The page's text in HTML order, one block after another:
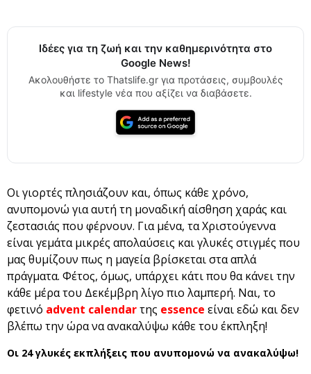
Ιδέες για τη ζωή και την καθημερινότητα στο
Google News!
Ακολουθήστε το Thatslife.gr για προτάσεις, συμβουλές
και lifestyle νέα που αξίζει να διαβάσετε.
Οι γιορτές πλησιάζουν και, όπως κάθε χρόνο,
ανυπομονώ για αυτή τη μοναδική αίσθηση χαράς και
ζεστασιάς που φέρνουν. Για μένα, τα Χριστούγεννα
είναι γεμάτα μικρές απολαύσεις και γλυκές στιγμές που
μας θυμίζουν πως η μαγεία βρίσκεται στα απλά
πράγματα. Φέτος, όμως, υπάρχει κάτι που θα κάνει την
κάθε μέρα του Δεκέμβρη λίγο πιο λαμπερή. Ναι, το
φετινό advent calendarτης essence είναι εδώ και δεν
βλέπω την ώρα να ανακαλύψω κάθε του έκπληξη!
Οι 24 γλυκές εκπλήξεις που ανυπομονώ να ανακαλύψω!